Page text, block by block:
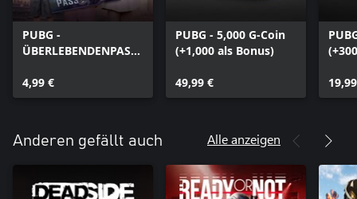
PUBG -
ÜBERLEBENDENPASS:
4,99 €
PUBG - 5,000 G-Coin
(+1,000 als Bonus)
49,99 €
Anderen gefällt auch Alle anzeigen